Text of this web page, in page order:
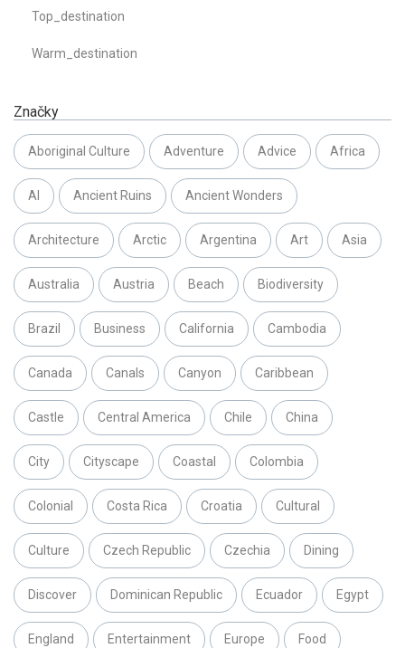
Top_destination
Warm_destination
Značky
Aboriginal Culture Adventure Advice Africa
AI Ancient Ruins Ancient Wonders
Architecture Arctic Argentina Art Asia
Australia Austria Beach Biodiversity
Brazil Business California Cambodia
Canada Canals Canyon Caribbean
Castle Central America Chile China
City Cityscape Coastal Colombia
Colonial Costa Rica Croatia Cultural
Culture Czech Republic Czechia Dining
Discover Dominican Republic Ecuador Egypt
England Entertainment Europe Food